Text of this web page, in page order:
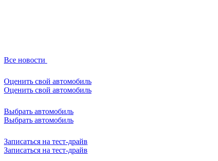
Все новости
Оценить свой автомобиль
Оценить свой автомобиль
Выбрать автомобиль
Выбрать автомобиль
Записаться на тест-драйв
Записаться на тест-драйв